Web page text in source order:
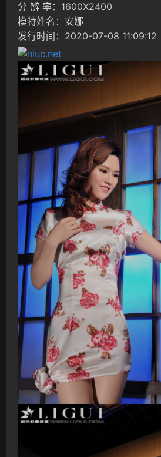
分 辨 率：1600X2400
模特姓名：安娜
发行时间：2020-07-08 11:09:12